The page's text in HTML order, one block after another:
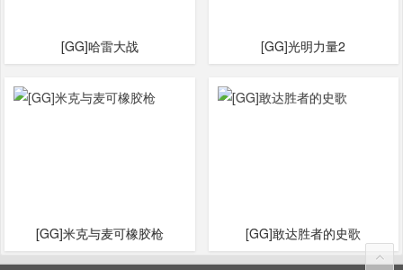
[GG]哈雷大战 [GG]光明力量2
[GG]米克与麦可橡胶枪 [GG]敢达胜者的史歌